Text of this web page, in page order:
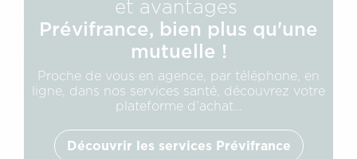
et avantages
Prévifrance, bien plus qu'une
mutuelle !
Proche de vous en agence, par téléphone, en
ligne, dans nos services santé, découvrez votre
plateforme d’achat…
Découvrir les services Prévifrance